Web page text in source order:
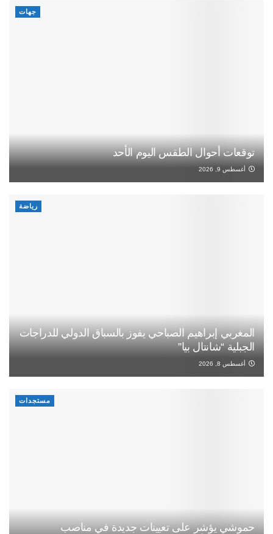
جهات
توقعات أحوال الطقس اليوم الأحد
أغسطس 9, 2026
رياضة
المغربي إبراهيم الصباحي يفوز بالسباق الدولي للدراجات
الجبلية “شانتال بيا”
أغسطس 8, 2026
مستجدات
حموشي يؤشر على تعيينات جديدة في مناصب